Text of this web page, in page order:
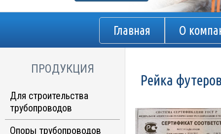
Главная О
ПРОДУКЦИЯ
Для строительства
трубопроводов
Опорно-направляющие
Опоры трубопроводов
Рейка